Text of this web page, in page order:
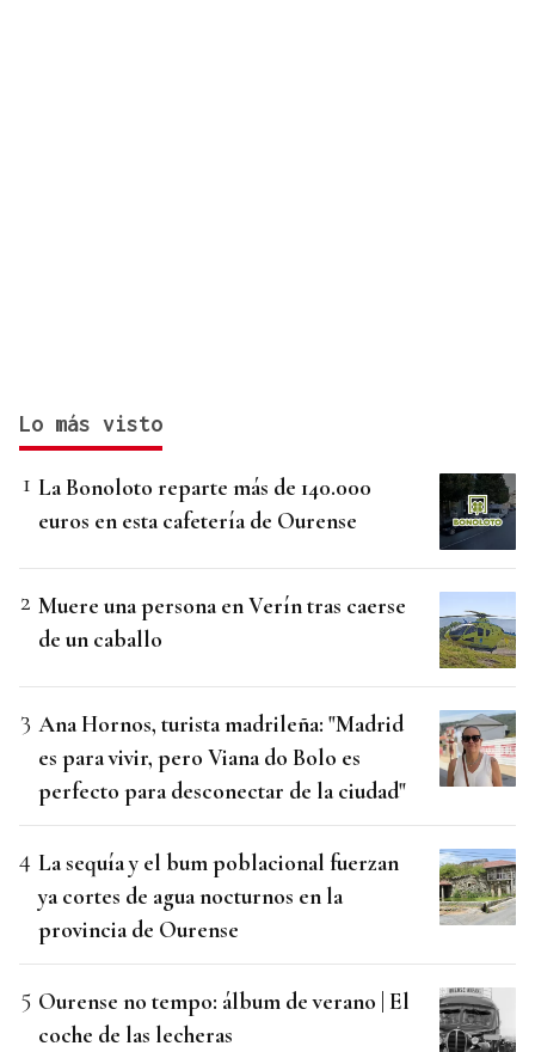
Lo más visto
La Bonoloto reparte más de 140.000
euros en esta cafetería de Ourense
Muere una persona en Verín tras caerse
de un caballo
Ana Hornos, turista madrileña: "Madrid
es para vivir, pero Viana do Bolo es
perfecto para desconectar de la ciudad"
La sequía y el bum poblacional fuerzan
ya cortes de agua nocturnos en la
provincia de Ourense
Ourense no tempo: álbum de verano | El
coche de las lecheras